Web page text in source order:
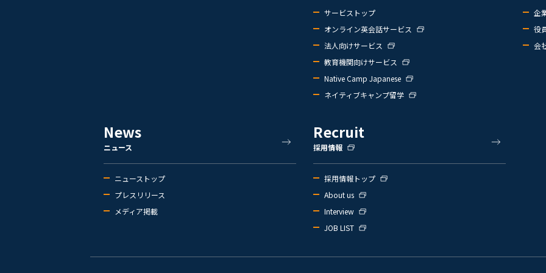
サービストップ
オンライン英会話サービス
法人向けサービス
教育機関向けサービス
Native Camp Japanese
ネイティブキャンプ留学
企
役
会
News
ニュース
ニューストップ
プレスリリース
メディア掲載
Recruit
採用情報
採用情報トップ
About us
Interview
JOB LIST